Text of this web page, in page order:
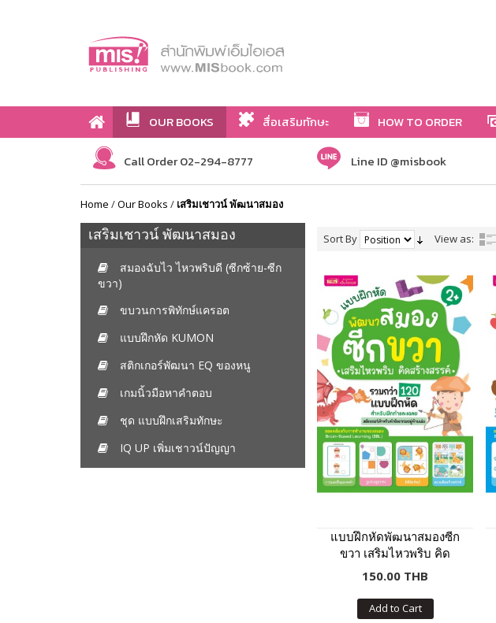
OUR BOOKS สื่อเสริมทักษะ HOW TO ORDER
Call Order 02-294-8777 Line ID @misbook
Home /Our Books / เสริมเชาวน์ พัฒนาสมอง
เสริมเชาวน์ พัฒนาสมอง
สมองฉับไว ไหวพริบดี (ซีกซ้าย-ซีก
ขวา)
ขบวนการพิทักษ์แครอต
แบบฝึกหัด KUMON
สติกเกอร์พัฒนา EQ ของหนู
เกมนิ้วมือหาคำตอบ
ชุด แบบฝึกเสริมทักษะ
IQ UP เพิ่มเชาวน์ปัญญา
Sort By View as:
แบบฝึกหัดพัฒนาสมองซีก
ขวา เสริมไหวพริบ คิด
สร้างสรรค์
150.00 THB
Add to Cart